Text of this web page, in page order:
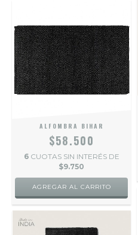
ALFOMBRA BIHAR
$58.500
6 CUOTAS SIN INTERÉS DE
$9.750